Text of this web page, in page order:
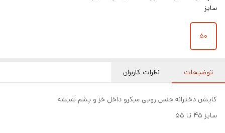
سایز
۵۰
توضیحات نظرات کاربران
کاپشن دخترانه جنس رویی میکرو داخل خز و پشم شیشه
سایز ۴۵ تا ۵۵